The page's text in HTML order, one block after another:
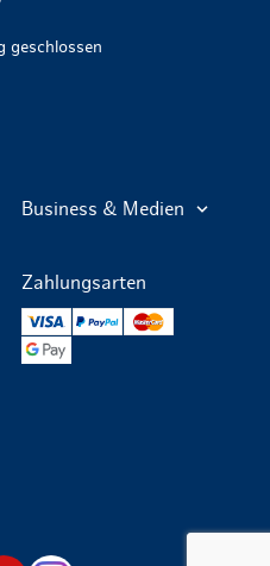
geschlossen
Business & Medien
Zahlungsarten
PayPal